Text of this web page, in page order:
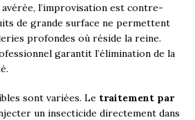
l’improvisation est contre-
de grande surface ne permettent
profondes où réside la reine.
garantit l’élimination de la
sont variées. Le traitement par
un insecticide directement dans